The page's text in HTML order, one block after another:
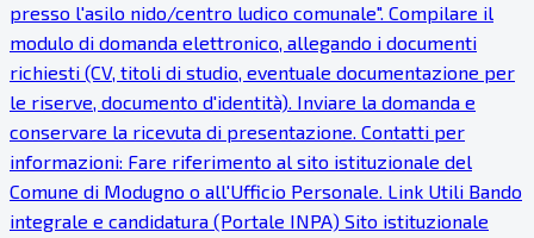
presso l'asilo nido/centro ludico comunale". Compilare il
modulo di domanda elettronico, allegando i documenti
richiesti (CV, titoli di studio, eventuale documentazione per
le riserve, documento d'identità). Inviare la domanda e
conservare la ricevuta di presentazione. Contatti per
informazioni: Fare riferimento al sito istituzionale del
Comune di Modugno o all'Ufficio Personale. Link Utili Bando
integrale e candidatura (Portale INPA) Sito istituzionale